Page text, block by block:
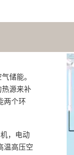
储能。
源来补
两个环
，电动
温高压空